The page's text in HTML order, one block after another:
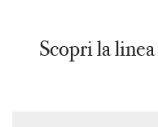
Scopri la linea